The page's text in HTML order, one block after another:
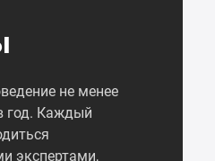
не менее
год. Каждый
экспертами,